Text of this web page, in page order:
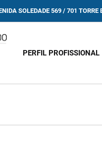
SOLEDADE 569 / 701 TORRE
PERFIL PROFISSIONAL